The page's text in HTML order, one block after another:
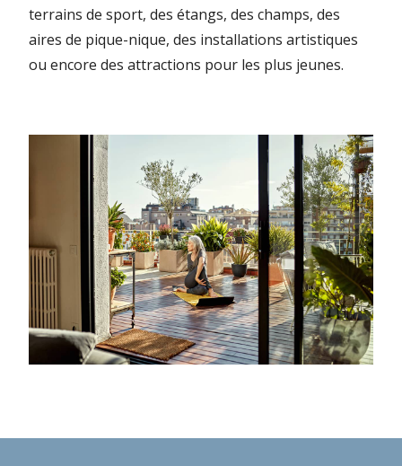
terrains de sport, des étangs, des champs, des
aires de pique-nique, des installations artistiques
ou encore des attractions pour les plus jeunes.